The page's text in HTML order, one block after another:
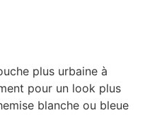
plus urbaine à
pour un look plus
blanche ou bleue